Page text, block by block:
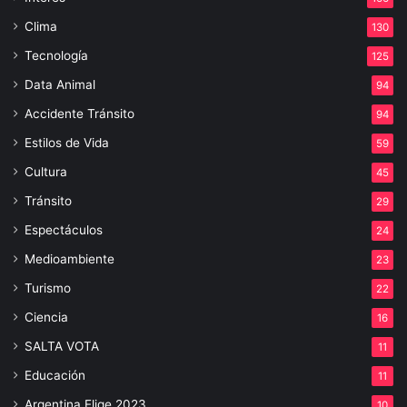
Clima 130
Tecnología 125
Data Animal 94
Accidente Tránsito 94
Estilos de Vida 59
Cultura 45
Tránsito 29
Espectáculos 24
Medioambiente 23
Turismo 22
Ciencia 16
SALTA VOTA 11
Educación 11
Argentina Elige 2023